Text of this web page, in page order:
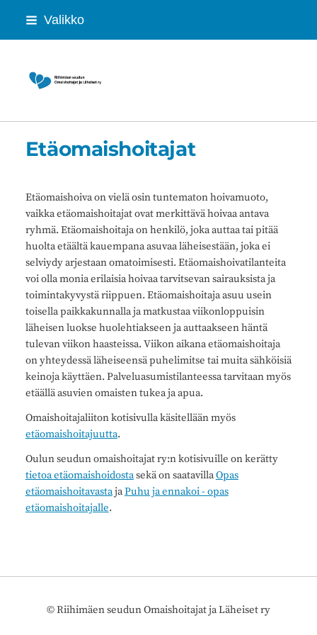
Siirry
Valikko
Riihimäen seudun Omaishoitajat ja
Etäomaishoitajat
Etäomaishoiva on vielä osin tuntematon hoivamuoto,
vaikka etäomaishoitajat ovat merkittävä hoivaa antava
ryhmä. Etäomaishoitaja on henkilö, joka auttaa tai pitää
huolta etäältä kauempana asuvaa läheisestään, joka ei
selviydy arjestaan omatoimisesti. Etäomaishoivatilanteita
voi olla monia erilaisia hoivaa tarvitsevan sairauksista ja
toimintakyvystä riippuen. Etäomaishoitaja asuu usein
toisella paikkakunnalla ja matkustaa viikonloppuisin
läheisen luokse huolehtiakseen ja auttaakseen häntä
tulevan viikon haasteissa. Viikon aikana etäomaishoitaja
on yhteydessä läheiseensä puhelimitse tai muita sähköisiä
keinoja käyttäen. Palveluasumistilanteessa tarvitaan myös
etäällä asuvien omaisten tukea ja apua.
Omaishoitajaliiton kotisivulla käsitellään myös
etäomaishoitajuutta.
Oulun seudun omaishoitajat ry:n kotisivuille on kerätty
tietoa etäomaishoidostasekä on saatavillaOpas
etäomaishoitavastajaPuhu ja ennakoi - opas
etäomaishoitajalle.
©Riihimäen seudun Omaishoitajat ja Läheiset ry